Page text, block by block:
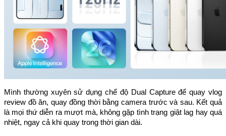
Mình thường xuyên sử dụng chế độ Dual Capture để quay vlog
review đồ ăn, quay đồng thời bằng camera trước và sau. Kết quả
là mọi thứ diễn ra mượt mà, không gặp tình trạng giật lag hay quá
nhiệt, ngay cả khi quay trong thời gian dài.